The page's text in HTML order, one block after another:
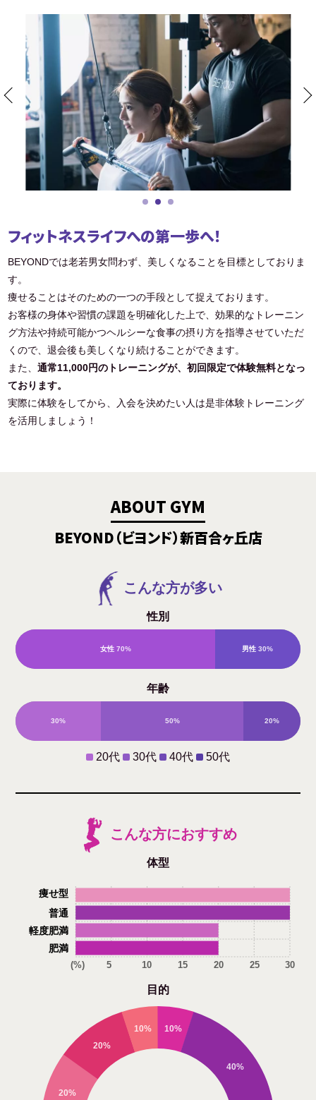
フィットネスライフへの第一歩へ！
BEYONDでは老若男女問わず、美しくなることを目標としておりま
す。
痩せることはそのための一つの手段として捉えております。
お客様の身体や習慣の課題を明確化した上で、効果的なトレーニン
グ方法や持続可能かつヘルシーな食事の摂り方を指導させていただ
くので、退会後も美しくなり続けることができます。
また、通常11,000円のトレーニングが、初回限定で体験無料となっ
ております。
実際に体験をしてから、入会を決めたい人は是非体験トレーニング
を活用しましょう！
ABOUT GYM
BEYOND（ビヨンド）新百合ヶ丘店
こんな方が多い
性別
女性 70% 男性 30%
年齢
30% 50% 20% 0%
20代 30代 40代 50代
こんな方におすすめ
体型
肥満
軽度肥満
普通
痩せ型
(%) 5 10 15 20 25 30
目的
20%
20%
10% 10%
40%